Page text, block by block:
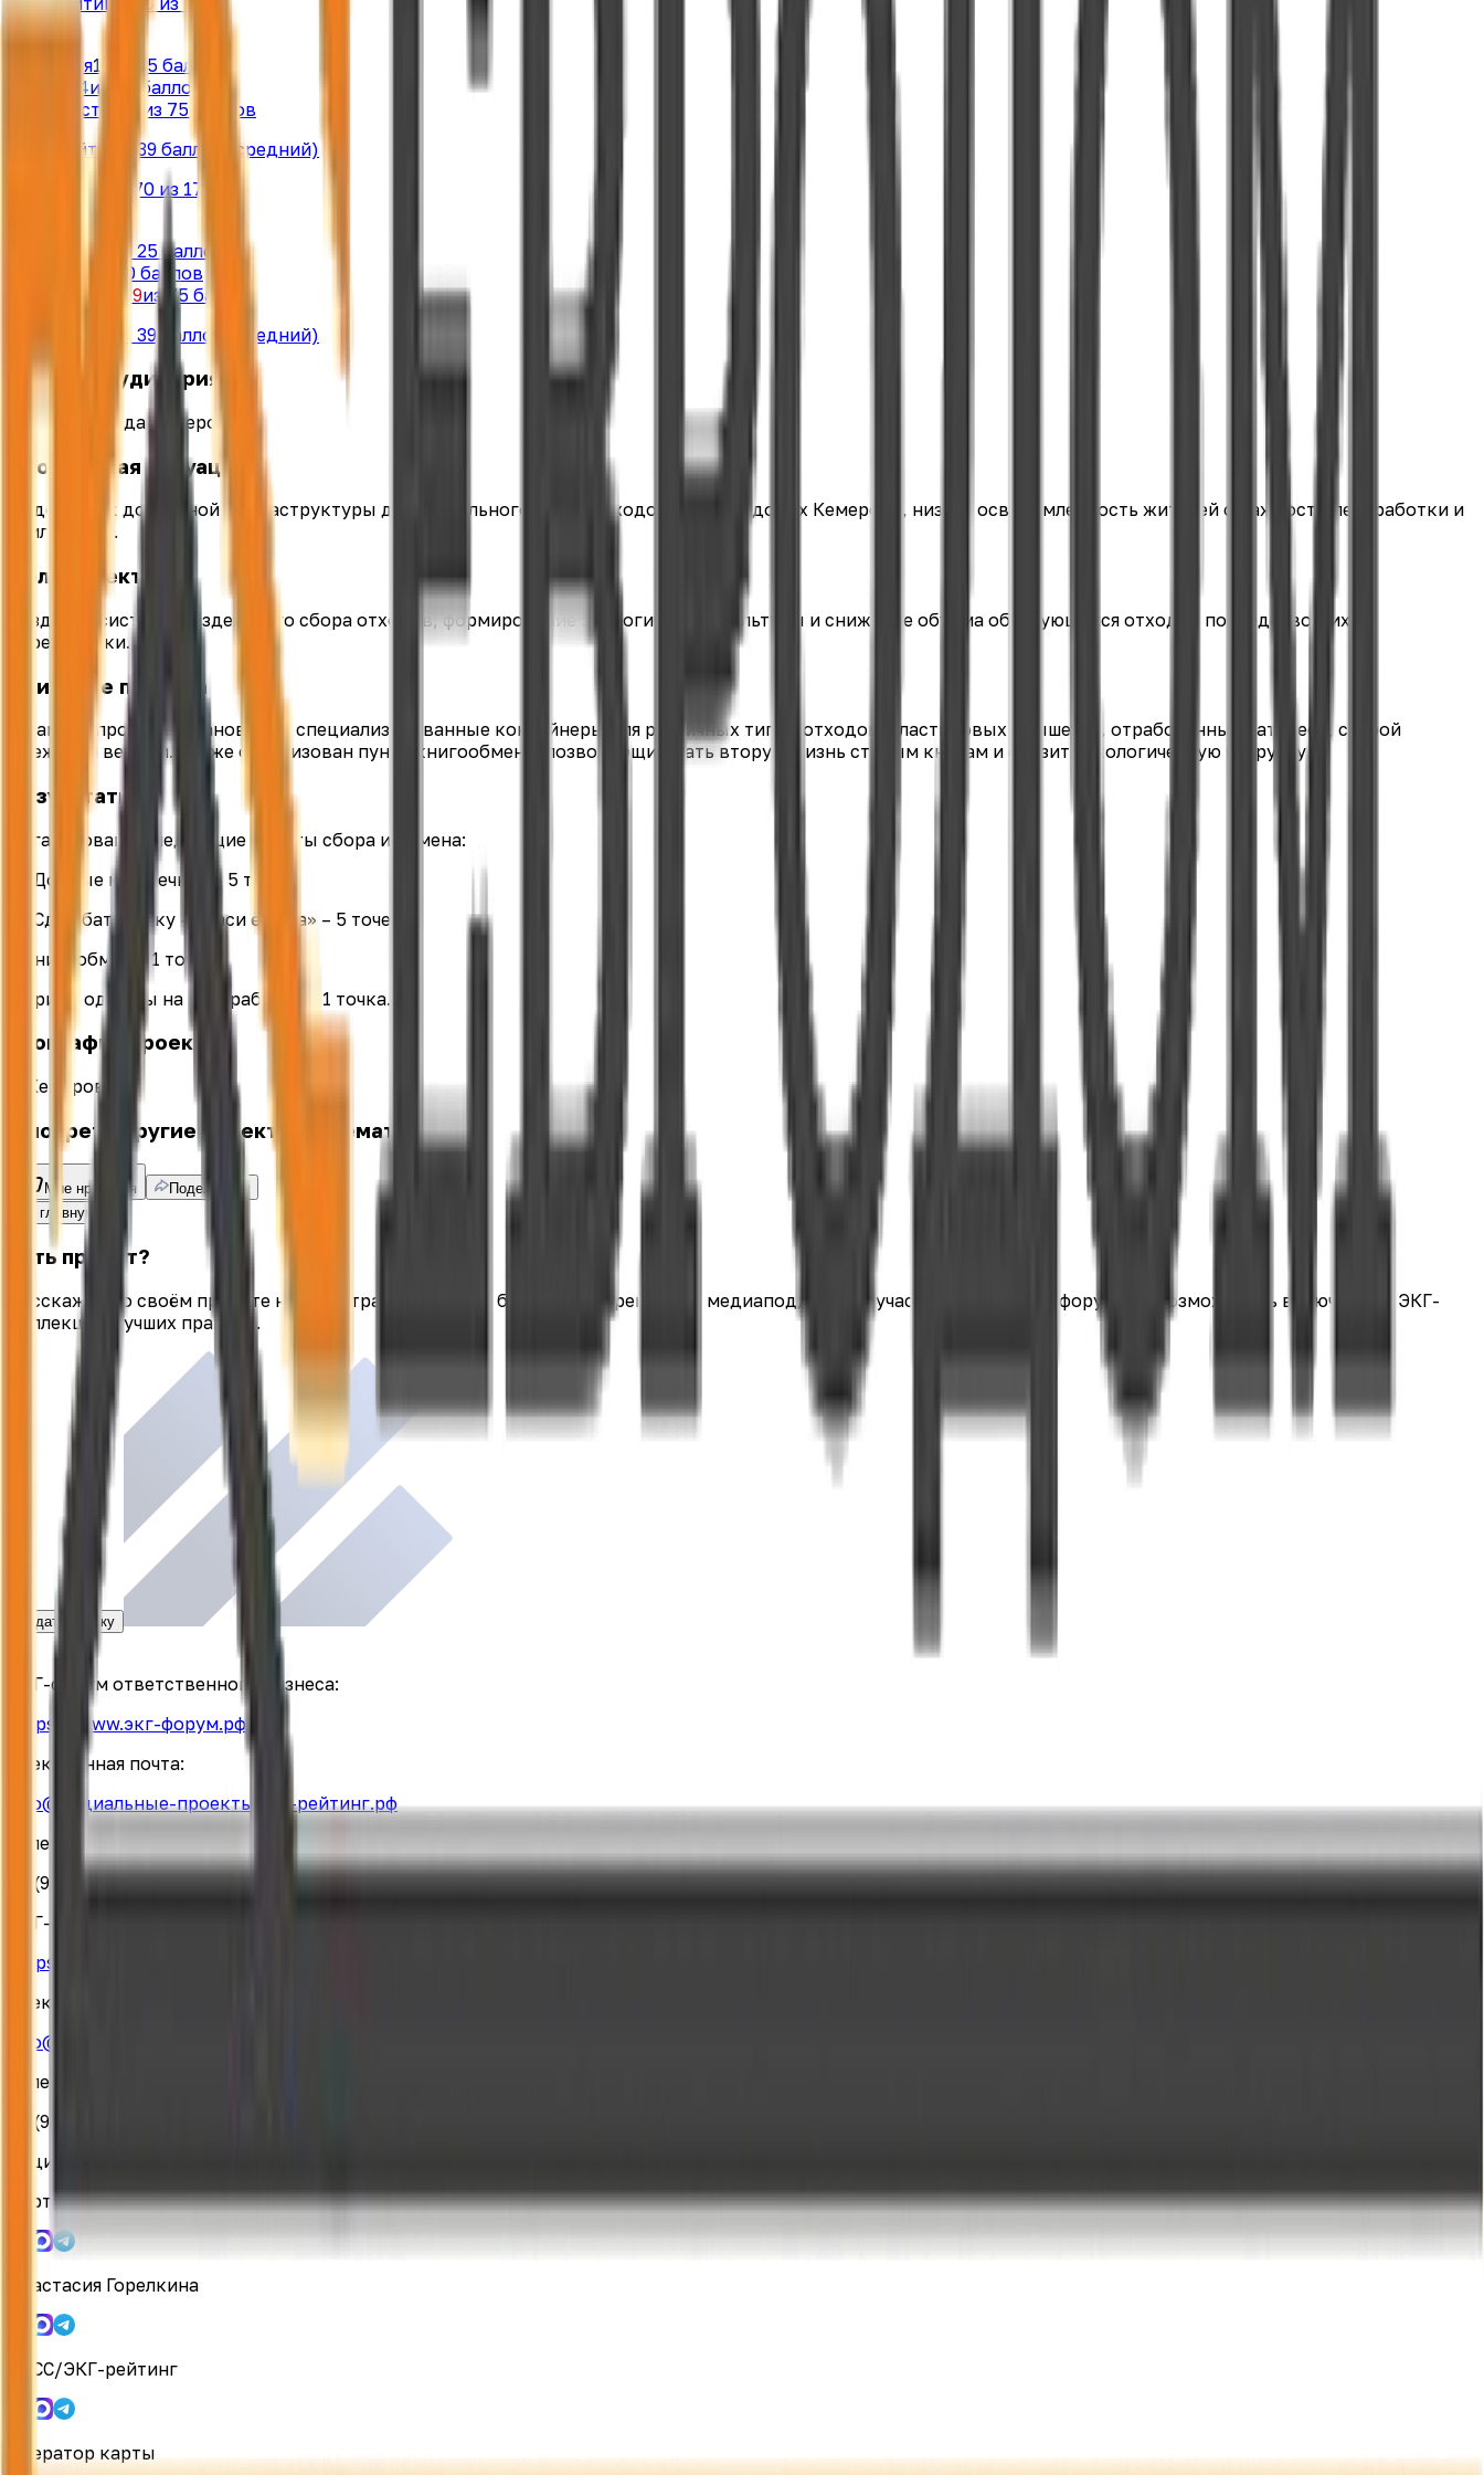
Экология17
из 25 баллов
14из 70 баллов
Государство
из 75 баллов
КПД-рейтинг:
39 баллов
(средний)
70 из 170
Экология17
из 25 баллов
из 70 баллов
Государство 39из 75 баллов
39 баллов (средний)
Целевая аудитория
Жители города Кемерово
Проблемная ситуация
Недостаток доступной инфраструктуры для раздельного сбора отходов в жилых домах Кемерово, низкая осведомленность жителей о важности переработки и
утилизации.
Цель проекта
Создание системы раздельного сбора отходов, формирование экологической культуры и снижение объёма образующихся отходов посредством их
переработки.
Описание проекта
В рамках проекта установлены специализированные контейнеры для различных типов отходов: пластиковых крышечек, отработанных батареек, старой
одежды и ветоши. Также организован пункт книгообмена, позволяющий дать вторую жизнь старым книгам и снизить экологическую нагрузку.
Результаты
Организованы следующие пункты сбора и обмена:
– «Добрые крышечки» – 5 точек;
– «Сдай батарейку – спаси ёжика» – 5 точек;
– книгообмен – 1 точка;
– приём одежды на переработку – 1 точка.
География проекта
г. Кемерово
Смотреть другие проекты по тематике
Мне нравится
Поделиться
На главную
Есть проект?
Расскажите о своём проекте на всю страну: получите баллы в ЭКГ-рейтинге, медиаподдержку, участие в ключевых форумах и возможность включения в ЭКГ-
коллекцию лучших практик.
Подать заявку
ЭКГ-форум ответственного бизнеса:
https://www.экг-форум.рф/
Электронная почта:
info@социальные-проекты.экг-рейтинг.рф
Телефон:
+7 (923) 498-11-49
ЭКГ-форум ответственного бизнеса:
https://www.экг-форум.рф/
Электронная почта:
info@социальные-проекты.экг-рейтинг.рф
Телефон:
+7 (923) 498-11-49
Социальные сети:
Карта ответственного бизнеса
Анастасия Горелкина
ТАСС/ЭКГ-рейтинг
Оператор карты